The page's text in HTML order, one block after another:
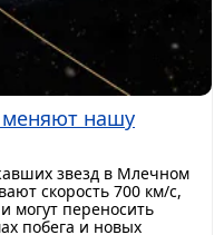
меняют нашу
звезд в Млечном
скорость 700 км/с,
могут переносить
побега и новых